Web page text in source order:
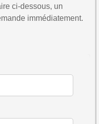
ci-dessous, un
immédiatement.